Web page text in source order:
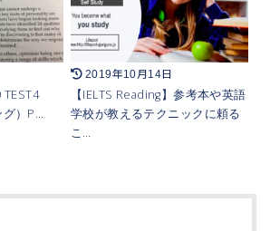
TEST4
グ）P…
2019年10月14日
【IELTS Reading】参考本や英語
学校が教えるテクニックに頼る
こ…